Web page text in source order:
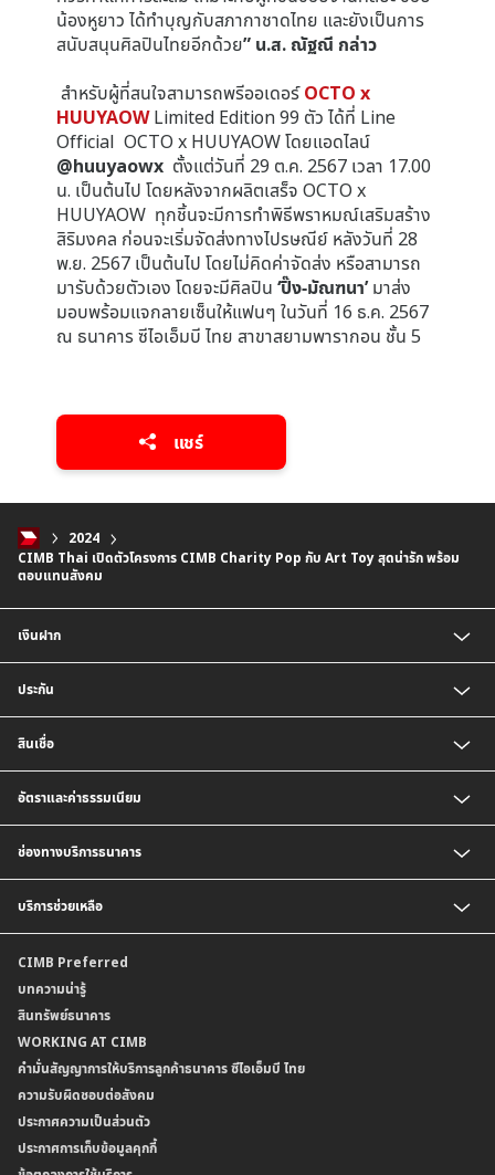
น้องหูยาว ได้ทำบุญกับสภากาชาดไทย และยังเป็นการ
สนับสนุนศิลปินไทยอีกด้วย” น.ส. ณัฐณี กล่าว
สำหรับผู้ที่สนใจสามารถพรีออเดอร์OCTO x
HUUYAOW Limited Edition 99 ตัว ได้ที่ Line
Official OCTO x HUUYAOW โดยแอดไลน์
@huuyaowxตั้งแต่วันที่ 29 ต.ค. 2567 เวลา 17.00
น. เป็นต้นไป โดยหลังจากผลิตเสร็จ OCTO x
HUUYAOW ทุกชิ้นจะมีการทำพิธีพราหมณ์เสริมสร้าง
สิริมงคล ก่อนจะเริ่มจัดส่งทางไปรษณีย์ หลังวันที่ 28
พ.ย. 2567 เป็นต้นไป โดยไม่คิดค่าจัดส่ง หรือสามารถ
มารับด้วยตัวเอง โดยจะมีศิลปิน ‘ปิ๊ง-มัณฑนา’มาส่ง
มอบพร้อมแจกลายเซ็นให้แฟนๆ ในวันที่ 16 ธ.ค. 2567
ณ ธนาคาร ซีไอเอ็มบี ไทย สาขาสยามพารากอน ชั้น 5
แชร์
2024
CIMB Thai เปิดตัวโครงการ CIMB Charity Pop กับ Art Toy สุดน่ารัก พร้อม
ตอบแทนสังคม
เงินฝาก
บัญชีเงินฝากประจำ
บัญชีเงินฝากเงินตราต่างประเทศ
ตารางเปรียบเทียบผลิตภัณฑ์
ประกัน
ประกันวินาศภัย
สินเชื่อ
สินเชื่อบ้าน
อัตราและค่าธรรมเนียม
อัตราดอกเบี้ยเงินฝาก
อัตราดอกเบี้ยบัญชีเงินฝากเงินตราต่างประเทศ
อัตราดอกเบี้ยเงินกู้
กำหนดระยะเวลาการขายหรือฝากเงินได้ที่เป็นเงินตราต่างประเทศ
ค่าธรรมเนียม
อัตราค่าธรรมเนียมการฝากถอนบัญชีเงินฝากเงินตราต่างประเทศ
ข้อกำหนดบัญชีเงินฝาก
เงื่อนไขและค่าธรรมเนียมที่เกี่ยวกับการให้บริการบัญชีเงินฝากเงินตราต่างประเทศ
บริการฝากเงินเข้าบัญชีธนาคาร ซีไอเอ็มบี ไทย ที่ตู้บุญเติม
ช่องทางบริการธนาคาร
CIMB THAI Connect
พร้อมเพย์
บริการเปิดบัญชีด้วยการยืนยันตัวตนรูปแบบดิจิทัล (NDID)
การขอและรับส่งข้อมูลรายการเคลื่อนไหวบัญชีเงินฝาก ในรูปแบบข้อมูลดิจิทัลระหว่าง
ธนาคาร (dStatement)
บริการยืนยันตัวตนรูปแบบดิจิทัล (NDID) เพื่อทำธรุกรรมออนไลน์กับกรมสรรพากร
บริการช่วยเหลือ
สาขาธนาคาร
ข้อมูลคุณภาพการให้บริการ
คำมั่นสัญญาการให้บริการลูกค้าธนาคาร ซีไอเอ็มบี ไทย
Form Download Center
CIMB Preferred
บทความน่ารู้
สินทรัพย์ธนาคาร
WORKING AT CIMB
คำมั่นสัญญาการให้บริการลูกค้าธนาคาร ซีไอเอ็มบี ไทย
ความรับผิดชอบต่อสังคม
ประกาศความเป็นส่วนตัว
ประกาศการเก็บข้อมูลคุกกี้